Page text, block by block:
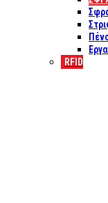
RFID